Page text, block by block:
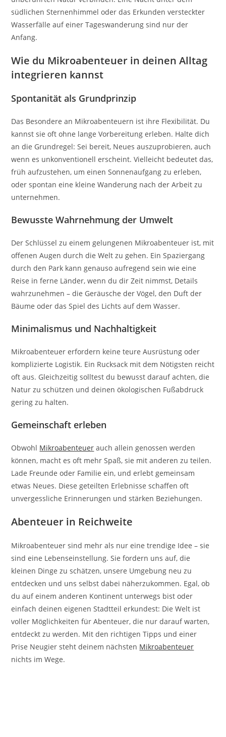
südlichen Sternenhimmel oder das Erkunden versteckter
Wasserfälle auf einer Tageswanderung sind nur der
Anfang.
Wie du Mikroabenteuer in deinen Alltag
integrieren kannst
Spontanität als Grundprinzip
Das Besondere an Mikroabenteuern ist ihre Flexibilität. Du
kannst sie oft ohne lange Vorbereitung erleben. Halte dich
an die Grundregel: Sei bereit, Neues auszuprobieren, auch
wenn es unkonventionell erscheint. Vielleicht bedeutet das,
früh aufzustehen, um einen Sonnenaufgang zu erleben,
oder spontan eine kleine Wanderung nach der Arbeit zu
unternehmen.
Bewusste Wahrnehmung der Umwelt
Der Schlüssel zu einem gelungenen Mikroabenteuer ist, mit
offenen Augen durch die Welt zu gehen. Ein Spaziergang
durch den Park kann genauso aufregend sein wie eine
Reise in ferne Länder, wenn du dir Zeit nimmst, Details
wahrzunehmen – die Geräusche der Vögel, den Duft der
Bäume oder das Spiel des Lichts auf dem Wasser.
Minimalismus und Nachhaltigkeit
Mikroabenteuer erfordern keine teure Ausrüstung oder
komplizierte Logistik. Ein Rucksack mit dem Nötigsten reicht
oft aus. Gleichzeitig solltest du bewusst darauf achten, die
Natur zu schützen und deinen ökologischen Fußabdruck
gering zu halten.
Gemeinschaft erleben
Obwohl Mikroabenteuer auch allein genossen werden
können, macht es oft mehr Spaß, sie mit anderen zu teilen.
Lade Freunde oder Familie ein, und erlebt gemeinsam
etwas Neues. Diese geteilten Erlebnisse schaffen oft
unvergessliche Erinnerungen und stärken Beziehungen.
Abenteuer in Reichweite
Mikroabenteuer sind mehr als nur eine trendige Idee – sie
sind eine Lebenseinstellung. Sie fordern uns auf, die
kleinen Dinge zu schätzen, unsere Umgebung neu zu
entdecken und uns selbst dabei näherzukommen. Egal, ob
du auf einem anderen Kontinent unterwegs bist oder
einfach deinen eigenen Stadtteil erkundest: Die Welt ist
voller Möglichkeiten für Abenteuer, die nur darauf warten,
entdeckt zu werden. Mit den richtigen Tipps und einer
Prise Neugier steht deinem nächsten Mikroabenteuer
nichts im Wege.